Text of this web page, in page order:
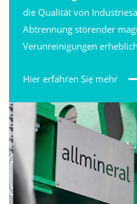
die Qualität von
Abtrennung störender
Verunreinigungen
Hier erfahren Sie mehr